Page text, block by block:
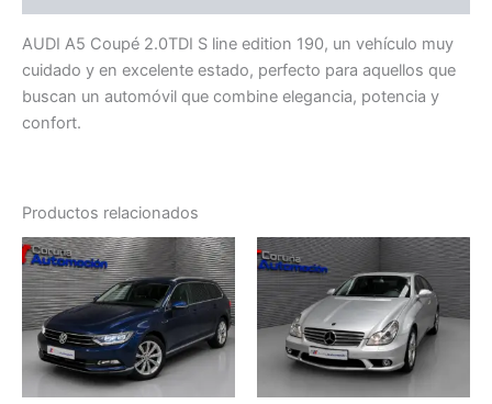
AUDI A5 Coupé 2.0TDI S line edition 190, un vehículo muy
cuidado y en excelente estado, perfecto para aquellos que
buscan un automóvil que combine elegancia, potencia y
confort.
Productos relacionados